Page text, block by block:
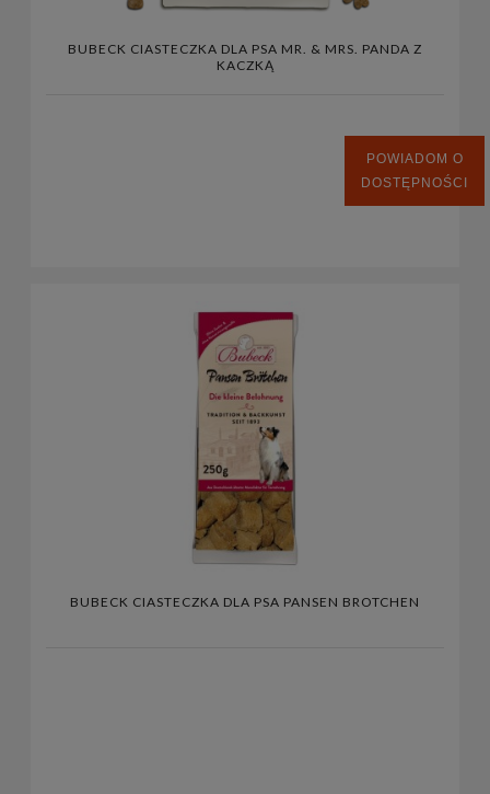
BUBECK CIASTECZKA DLA PSA MR. & MRS. PANDA Z
KACZKĄ
POWIADOM O
DOSTĘPNOŚCI
BUBECK CIASTECZKA DLA PSA PANSEN BROTCHEN